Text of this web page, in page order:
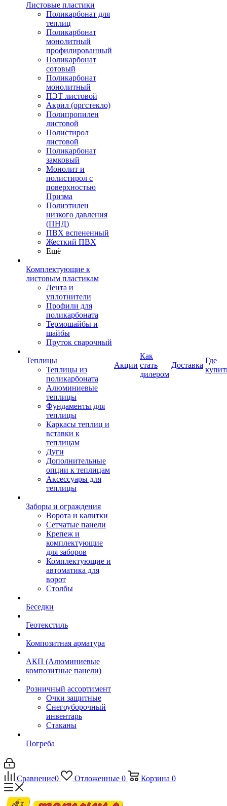
Листовые пластики
Поликарбонат для
теплиц
Поликарбонат
монолитный
профилированный
Поликарбонат
сотовый
Поликарбонат
монолитный
ПЭТ листовой
Акрил (оргстекло)
Полипропилен
листовой
Полистирол
листовой
Поликарбонат
замковый
Монолит и
полистирол с
поверхностью
Призма
Полиэтилен
низкого давления
(ПНД)
ПВХ вспененный
Жесткий ПВХ
Ещё
Комплектующие к
листовым пластикам
Лента и
уплотнители
Профили для
поликарбоната
Термошайбы и
шайбы
Пруток сварочный
Теплицы
Теплицы из
поликарбоната
Алюминиевые
теплицы
Фундаменты для
теплицы
Каркасы теплиц и
вставки к
теплицам
Дуги
Дополнительные
опции к теплицам
Аксессуары для
теплицы
Заборы и ограждения
Ворота и калитки
Сетчатые панели
Крепеж и
комплектующие
для заборов
Комплектующие и
автоматика для
ворот
Столбы
Беседки
Геотекстиль
Композитная арматура
АКП (Алюминиевые
композитные панели)
Розничный ассортимент
Очки защитные
Снегоуборочный
инвентарь
Стаканы
Погреба
Акции
Как
стать
дилером
Доставка
Где
Сравнение0 Отложенные 0 Корзина 0